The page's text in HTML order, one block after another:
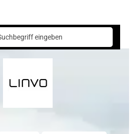
Linvo Watermelon Bubblegum NicSalt Liquid